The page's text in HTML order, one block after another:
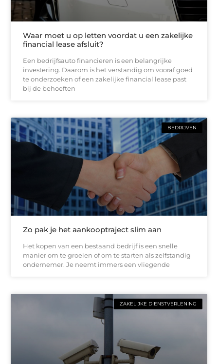
Waar moet u op letten voordat u een zakelijke
financial lease afsluit?
Een bedrijfsauto financieren is een belangrijke
investering. Daarom is het verstandig om vooraf goed
te onderzoeken of een zakelijke financial lease past
bij de behoeften
BEDRIJVEN
Zo pak je het aankooptraject slim aan
Het kopen van een bestaand bedrijf is een snelle
manier om te groeien of om te starten als zelfstandig
ondernemer. Je neemt immers een vliegende
ZAKELIJKE DIENSTVERLENING